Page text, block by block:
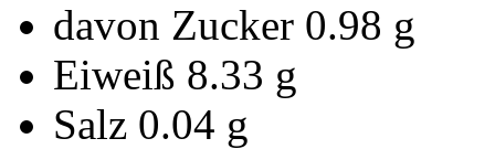
davon Zucker 0.98 g
Eiweiß 8.33 g
Salz 0.04 g